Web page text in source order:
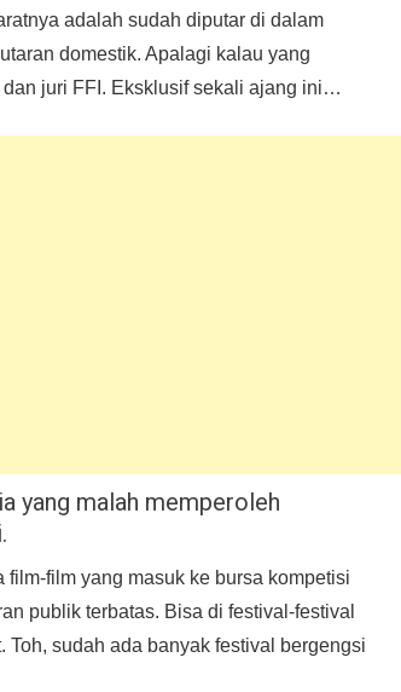
adalah sudah diputar di dalam
domestik. Apalagi kalau yang
dan juri FFI. Eksklusif sekali ajang ini…
yang malah memperoleh
film yang masuk ke bursa kompetisi
publik terbatas. Bisa di festival-festival
sudah ada banyak festival bergengsi